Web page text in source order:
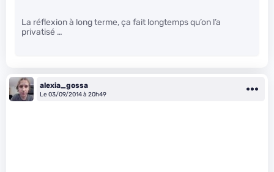
La réflexion à long terme, ça fait longtemps qu’on l’a
privatisé …
alexia_gossa
Le 03/09/2014 à 20h49